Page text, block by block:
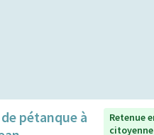
pétanque à
Retenue
citoyenne